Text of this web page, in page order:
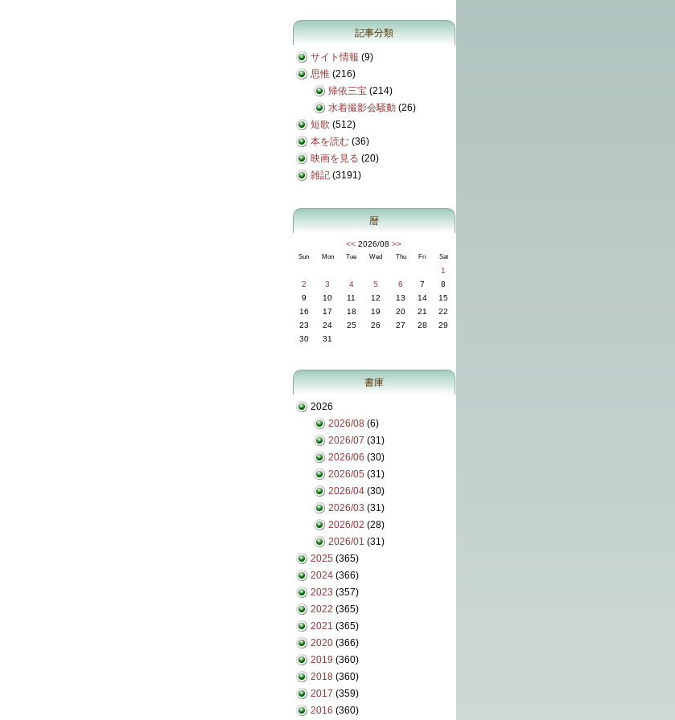
記事分類
サイト情報 (9)
思惟 (216)
帰依三宝 (214)
水着撮影会騒動 (26)
短歌 (512)
本を読む (36)
映画を見る (20)
雑記 (3191)
暦
<< 2026/08 >>
Sun Mon Tue Wed Thu Fri Sat
1
2
3 4 5 6 7
8
9
10 11 12 13 14
15
16
17 18 19 20 21
22
23
24 25 26 27 28
29
30
31
書庫
2026
2026/08 (6)
2026/07 (31)
2026/06 (30)
2026/05 (31)
2026/04 (30)
2026/03 (31)
2026/02 (28)
2026/01 (31)
2025 (365)
2024 (366)
2023 (357)
2022 (365)
2021 (365)
2020 (366)
2019 (360)
2018 (360)
2017 (359)
2016 (360)